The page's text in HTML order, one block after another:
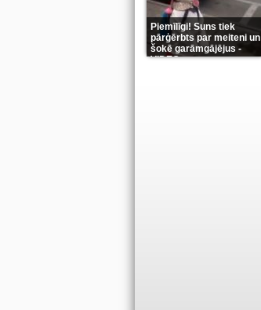
Piemīlīgi! Suns tiek
pārģērbts par meiteni un
šokē garāmgājējus -
VIDEO(8)